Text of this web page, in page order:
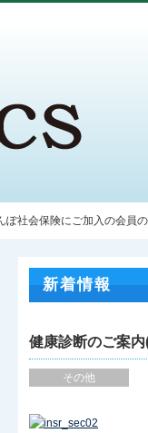
ぽ社会保険にご加入の会員
新着情報
健康診断のご案
その他